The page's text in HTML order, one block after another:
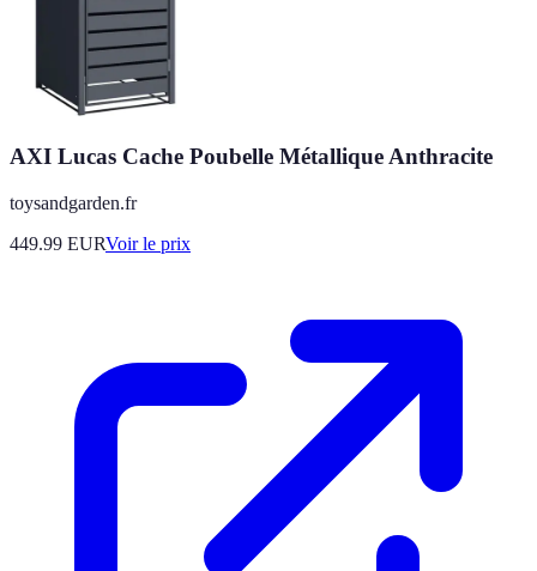
AXI Lucas Cache Poubelle Métallique Anthracite
toysandgarden.fr
449.99 EURVoir le prix